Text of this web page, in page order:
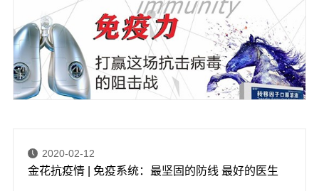
2020-02-12
金花抗疫情 | 免疫系统：最坚固的防线 最好的医生